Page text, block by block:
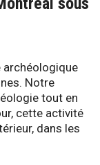
archéologique
Notre
tout en
cette activité
dans les